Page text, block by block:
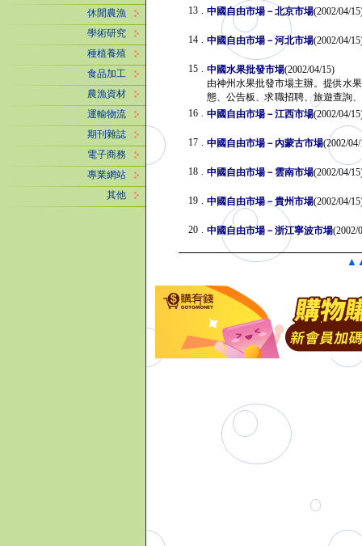
休閒農漁
學術研究
種植養殖
食品加工
農漁資材
運輸物流
期刊雜誌
電子商務
專業網站
其他
13 . 中國自由市場－北京市場(2002/04/
14 . 中國自由市場－河北市場(2002/04/
15 . 中國水果批發市場(2002/04/15)
由神州水果批發市場主辦。提供水
態、公告板、求職招聘、旅遊查
16 . 中國自由市場－江西市場(2002/04/
17 . 中國自由市場－內蒙古市場(2002/
18 . 中國自由市場－雲南市場(2002/04/
19 . 中國自由市場－貴州市場(2002/04/
20 . 中國自由市場－浙江寧波市場